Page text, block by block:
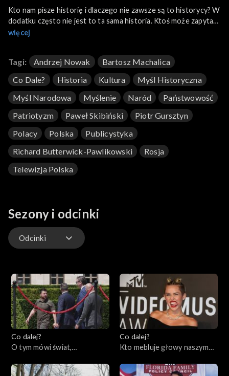
Kto nam pisze historię i dlaczego nie zawsze są to historycy? W
dodatku często nie jest to ta sama historia. Ktoś może zapytać:
a powinna? Na pewno powinniśmy się jednak interesować tym
kto mebluje nasze głowy.
więcej
Tagi: Andrzej Nowak
Bartosz Machalica
Co Dale?
Historia Kultura
Myśl Historyczna
Myśl Narodowa
Myślenie Naród
Państwowość
Patriotyzm
Paweł Skibiński
Piotr Gursztyn
Polacy
Polska
Publicystyka
Richard Butterwick-Pawlikowski
Rosja
Telewizja Polska
Sezony i odcinki
Odcinki
Co dalej?
O tym mówi świat,
Co dalej?
Kto mebluje głowy naszym